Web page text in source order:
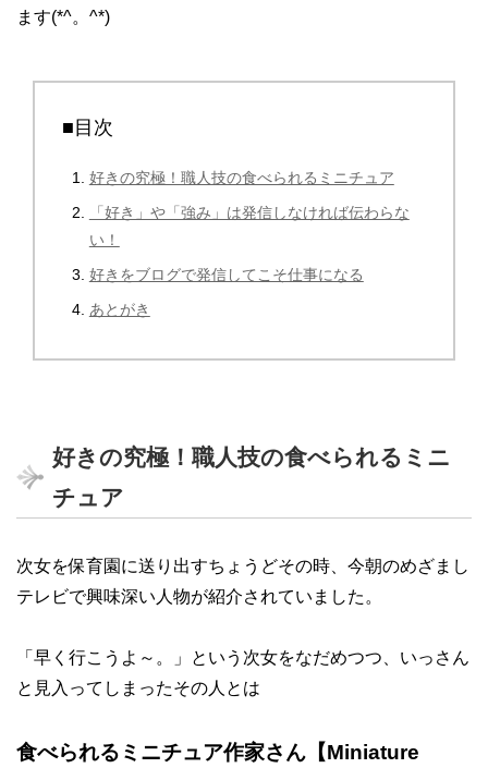
ます(*^。^*)
■目次
好きの究極！職人技の食べられるミニチュア
「好き」や「強み」は発信しなければ伝わらな
い！
好きをブログで発信してこそ仕事になる
あとがき
好きの究極！職人技の食べられるミニ
チュア
次女を保育園に送り出すちょうどその時、今朝のめざまし
テレビで興味深い人物が紹介されていました。
「早く行こうよ～。」という次女をなだめつつ、いっさん
と見入ってしまったその人とは
食べられるミニチュア作家さん【Miniature